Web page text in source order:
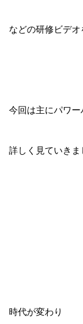
などの研修ビデ
今回は主にパワ
詳しく見ていきま
時代が変わり